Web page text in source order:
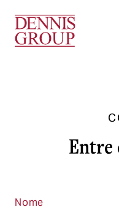
Nome
Entre